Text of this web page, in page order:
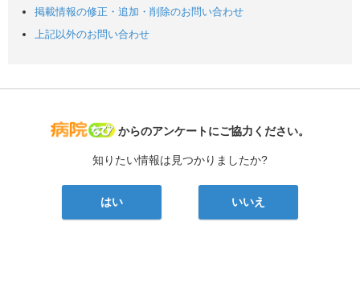
掲載情報の修正・追加・削除のお問い合わせ
上記以外のお問い合わせ
病院なび
からのアンケートにご協力ください。
知りたい情報は見つかりましたか?
はい いいえ